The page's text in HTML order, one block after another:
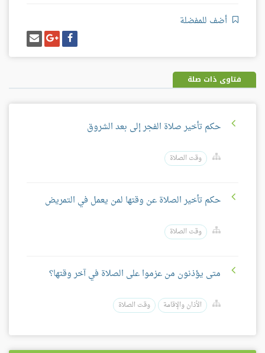
أضف للمفضلة
شارك
على
فيسبوك
شارك
على
غوغل
بلس
إرسل
إيميل
فتاوى ذات صلة
حكم تأخير صلاة الفجر إلى بعد الشروق
وقت الصلاة
حكم تأخير الصلاة عن وقتها لمن يعمل في التمريض
وقت الصلاة
متى يؤذنون من عزموا على الصلاة في آخر وقتها؟
الأذان والإقامة وقت الصلاة